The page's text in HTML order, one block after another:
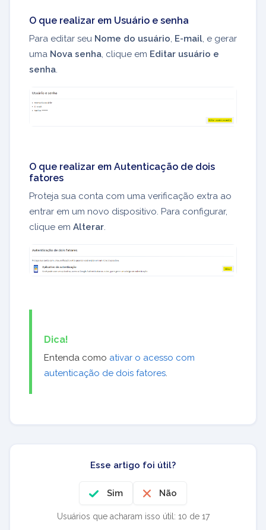
O que realizar em Usuário e senha
Para editar seu Nome do usuário, E-mail, e gerar
uma Nova senha, clique em Editar usuário e
senha.
O que realizar em Autenticação de dois
fatores
Proteja sua conta com uma verificação extra ao
entrar em um novo dispositivo. Para configurar,
clique em Alterar
Dica!
Entenda como ativar o acesso com
autenticação de dois fatores
Esse artigo foi útil?
Sim Não
Usuários que acharam isso útil: 10 de 17